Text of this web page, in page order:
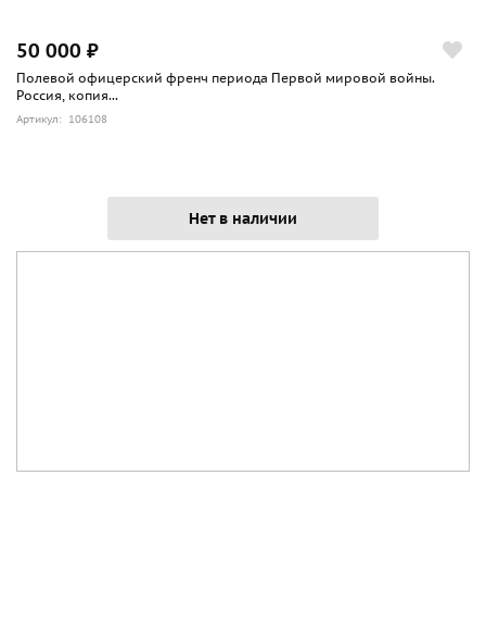
50 000 ₽
Полевой офицерский френч периода Первой мировой войны.
Россия, копия...
Артикул: 106108
Нет в наличии